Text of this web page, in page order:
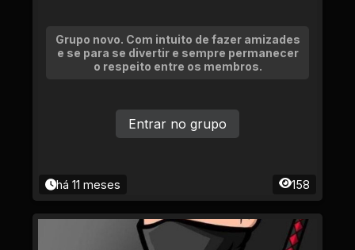
Grupo novo. Com intuito de fazer amizades
e se para se divertir e sempre permanecer
o respeito entre os membros.
há 11 meses 158
Entrar no grupo